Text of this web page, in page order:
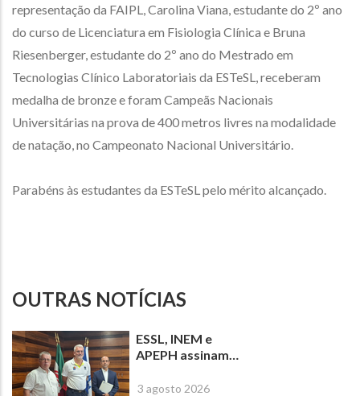
representação da FAIPL, Carolina Viana, estudante do 2º ano
do curso de Licenciatura em Fisiologia Clínica e Bruna
Riesenberger, estudante do 2º ano do Mestrado em
Tecnologias Clínico Laboratoriais da ESTeSL, receberam
medalha de bronze e foram Campeãs Nacionais
Universitárias na prova de 400 metros livres na modalidade
de natação, no Campeonato Nacional Universitário.
Parabéns às estudantes da ESTeSL pelo mérito alcançado.
OUTRAS NOTÍCIAS
ESSL, INEM e
APEPH assinam
criar o primeiro
3 agosto 2026